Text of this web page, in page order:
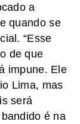
a
quando se
“Esse
de que
impune. Ele
Lima, mas
será
é na